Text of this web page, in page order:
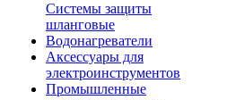
Системы защиты
шланговые
Водонагреватели
Аксессуары для
электроинструментов
Промышленные